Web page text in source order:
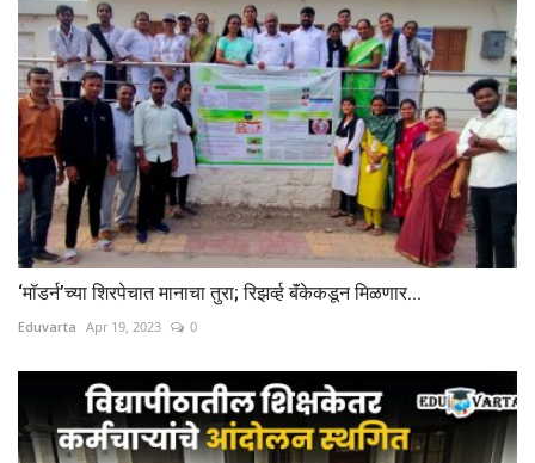
‘मॉडर्न’च्या शिरपेचात मानाचा तुरा; रिझर्व्ह बॅंकेकडून मिळणार...
Eduvarta Apr 19, 2023 0